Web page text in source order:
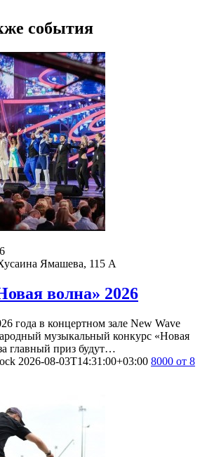
события
Ямашева, 115 A
волна» 2026
года в концертном зале New Wave
музыкальный конкурс «Новая
главный приз будут…
2026-08-03T14:31:00+03:00 8000 от 8